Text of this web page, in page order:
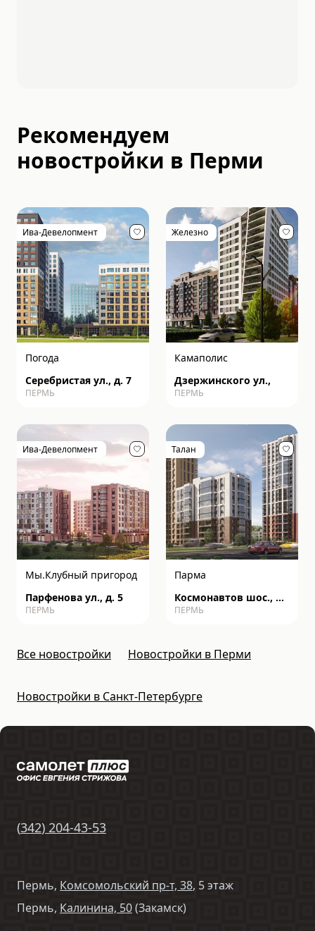
Рекомендуем
новостройки в Перми
Ива-Девелопмент
Погода
Серебристая ул., д. 7
ПЕРМЬ
Железно
Камаполис
Дзержинского ул.,
ПЕРМЬ
Ива-Девелопмент
Мы.Клубный пригород
Парфенова ул., д. 5
ПЕРМЬ
Талан
Парма
Космонавтов шос., д.
162к
ПЕРМЬ
Все новостройки Новостройки в Перми
Новостройки в Санкт-Петербурге
(342) 204-43-53
Пермь, Комсомольский пр-т, 38, 5 этаж
Пермь, Калинина, 50(Закамск)